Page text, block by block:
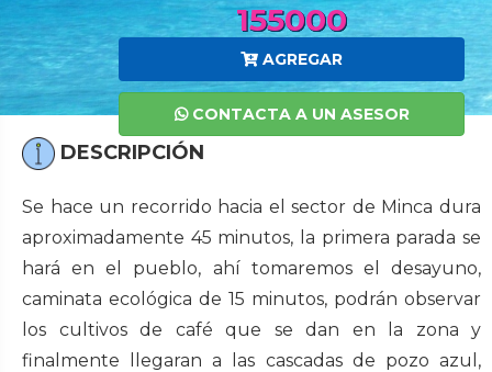
155000
AGREGAR
CONTACTA A UN ASESOR
DESCRIPCIÓN
Se hace un recorrido hacia el sector de Minca dura
aproximadamente 45 minutos, la primera parada se
hará en el pueblo, ahí tomaremos el desayuno,
caminata ecológica de 15 minutos, podrán observar
los cultivos de café que se dan en la zona y
finalmente llegaran a las cascadas de pozo azul,